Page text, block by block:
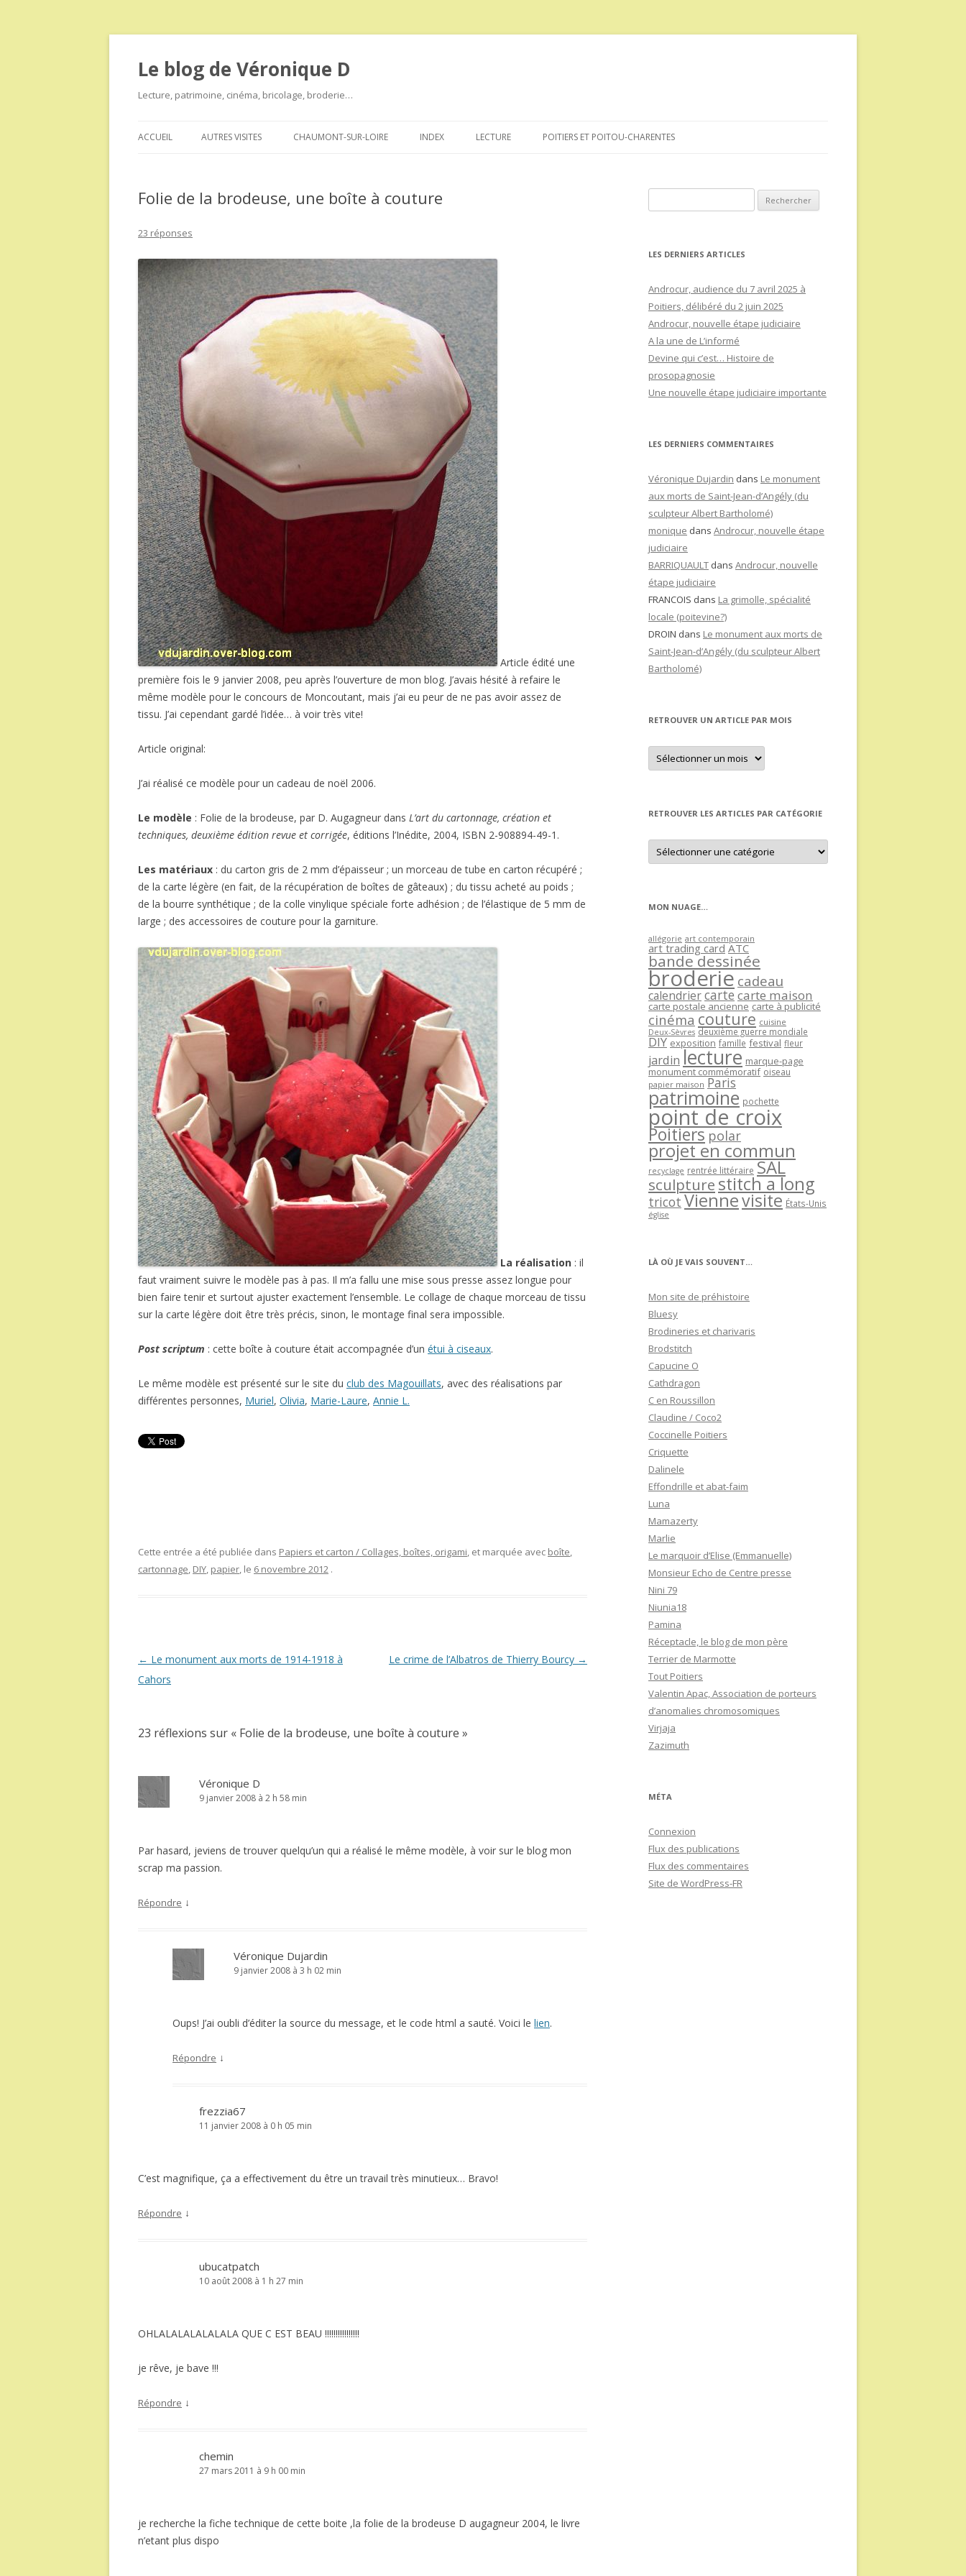
Le blog de Véronique D
Lecture, patrimoine, cinéma, bricolage, broderie…
au
ACCUEIL AUTRES VISITES CHAUMONT-SUR-LOIRE INDEX LECTURE POITIERS ET POITOU-CHARENTES
Folie de la brodeuse, une boîte à couture
23 réponses
Article édité une
première fois le 9 janvier 2008, peu après l’ouverture de mon blog. J’avais hésité à refaire le
même modèle pour le concours de Moncoutant, mais j’ai eu peur de ne pas avoir assez de
tissu. J’ai cependant gardé l’idée… à voir très vite!
Article original:
J’ai réalisé ce modèle pour un cadeau de noël 2006.
Le modèle : Folie de la brodeuse, par D. Augagneur dans L’art du cartonnage, création et
techniques, deuxième édition revue et corrigée, éditions l’Inédite, 2004, ISBN 2-908894-49-1.
Les matériaux : du carton gris de 2 mm d’épaisseur ; un morceau de tube en carton récupéré ;
de la carte légère (en fait, de la récupération de boîtes de gâteaux) ; du tissu acheté au poids ;
de la bourre synthétique ; de la colle vinylique spéciale forte adhésion ; de l’élastique de 5 mm de
large ; des accessoires de couture pour la garniture.
La réalisation : il
faut vraiment suivre le modèle pas à pas. Il m’a fallu une mise sous presse assez longue pour
bien faire tenir et surtout ajuster exactement l’ensemble. Le collage de chaque morceau de tissu
sur la carte légère doit être très précis, sinon, le montage final sera impossible.
Post scriptum : cette boîte à couture était accompagnée d’un étui à ciseaux.
Le même modèle est présenté sur le site du club des Magouillats, avec des réalisations par
différentes personnes, Muriel, Olivia, Marie-Laure, Annie L.
Cette entrée a été publiée dans Papiers et carton / Collages, boîtes, origami, et marquée avec boîte,
cartonnage, DIY, papier, le 6 novembre 2012 .
Navigation
des
← Le monument aux morts de 1914-1918 à
Cahors
Le crime de l’Albatros de Thierry Bourcy →
23 réflexions sur « Folie de la brodeuse, une boîte à couture »
Véronique D
9 janvier 2008 à 2 h 58 min
Par hasard, jeviens de trouver quelqu’un qui a réalisé le même modèle, à voir sur le blog mon
scrap ma passion.
Répondre ↓
Véronique Dujardin
9 janvier 2008 à 3 h 02 min
Oups! J’ai oubli d’éditer la source du message, et le code html a sauté. Voici le lien.
Répondre ↓
frezzia67
11 janvier 2008 à 0 h 05 min
C’est magnifique, ça a effectivement du être un travail très minutieux… Bravo!
Répondre ↓
ubucatpatch
10 août 2008 à 1 h 27 min
OHLALALALALALALA QUE C EST BEAU !!!!!!!!!!!!!!!!
je rêve, je bave !!!
Répondre ↓
chemin
27 mars 2011 à 9 h 00 min
je recherche la fiche technique de cette boite ,la folie de la brodeuse D augagneur 2004, le livre
n’etant plus dispo
LES DERNIERS ARTICLES
Androcur, audience du 7 avril 2025 à
Poitiers, délibéré du 2 juin 2025
Androcur, nouvelle étape judiciaire
A la une de L’informé
Devine qui c’est… Histoire de
prosopagnosie
Une nouvelle étape judiciaire importante
LES DERNIERS COMMENTAIRES
Véronique Dujardin dans Le monument
aux morts de Saint-Jean-d’Angély (du
sculpteur Albert Bartholomé)
monique dans Androcur, nouvelle étape
judiciaire
BARRIQUAULT dans Androcur, nouvelle
étape judiciaire
FRANCOIS dans La grimolle, spécialité
locale (poitevine?)
DROIN dans Le monument aux morts de
Saint-Jean-d’Angély (du sculpteur Albert
Bartholomé)
RETROUVER UN ARTICLE PAR MOIS
Retrouver
un
article
RETROUVER LES ARTICLES PAR CATÉGORIE
Retrouver
les
articles
MON NUAGE…
allégorie art contemporain
art trading card ATC
bande dessinée
broderie cadeau
calendriercartecarte maison
carte postale ancienne carte à publicité
cinéma couture cuisine
Deux-Sèvres deuxième guerre mondiale
DIY exposition famille festival fleur
jardin lecture marque-page
monument commémoratif oiseau
papier maison Paris
patrimoine pochette
point de croix
Poitiers polar
projet en commun
recyclage rentrée littéraire SAL
sculpture stitch a long
tricot Viennevisite États-Unis
église
LÀ OÙ JE VAIS SOUVENT…
Mon site de préhistoire
Bluesy
Brodineries et charivaris
Brodstitch
Capucine O
Cathdragon
C en Roussillon
Claudine / Coco2
Coccinelle Poitiers
Criquette
Dalinele
Effondrille et abat-faim
Luna
Mamazerty
Marlie
Le marquoir d’Elise (Emmanuelle)
Monsieur Echo de Centre presse
Nini 79
Niunia18
Pamina
Réceptacle, le blog de mon père
Terrier de Marmotte
Tout Poitiers
Valentin Apac, Association de porteurs
d’anomalies chromosomiques
Virjaja
Zazimuth
MÉTA
Connexion
Flux des publications
Flux des commentaires
Site de WordPress-FR